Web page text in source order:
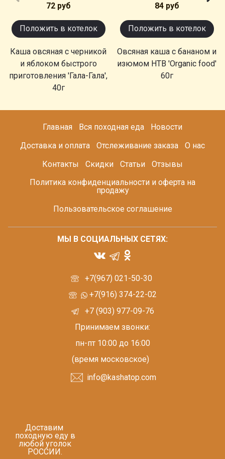
72 руб
Положить в котелок
Каша овсяная с черникой
и яблоком быстрого
приготовления 'Гала-Гала',
40г
84 руб
Положить в котелок
Овсяная каша с бананом и
изюмом НТВ 'Organic food'
60г
Главная Вся походная еда
Новости
Доставка и оплата
Отслеживание заказа
О нас
Контакты
Скидки Статьи
Отзывы
Политика конфиденциальности и оферта на
продажу
Пользовательское соглашение
+7(967) 021-50-30
+7(916) 374-22-02
+7 (903) 977-09-76
Принимаем звонки:
пн-пт 10:00 до 16:00
(время московское)
info@kashatop.com
Доставим
походную еду в
любой уголок
РОССИИ.
МЫ В СОЦИАЛЬНЫХ СЕТЯХ: